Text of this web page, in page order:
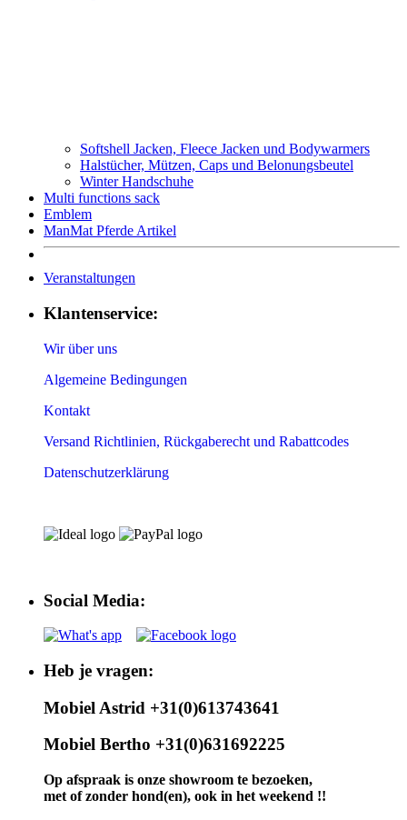
Softshell Jacken, Fleece Jacken und Bodywarmers
Halstücher, Mützen, Caps und Belonungsbeutel
Winter Handschuhe
Multi functions sack
Emblem
ManMat Pferde Artikel
Veranstaltungen
Klantenservice:
Wir über uns
Algemeine Bedingungen
Kontakt
Versand Richtlinien, Rückgaberecht und Rabattcodes
Datenschutzerklärung
Social Media:
Heb je vragen:
Mobiel Astrid +31(0)613743641
Mobiel Bertho +31(0)631692225
Op afspraak is onze showroom te bezoeken,
met of zonder hond(en), ook in het weekend !!